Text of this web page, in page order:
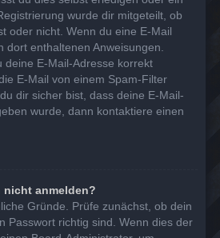
wurde dir mitgeteilt, ob
oder nicht. Wenn du eine E-Mail
dort enthaltenen Anweisungen.
deine E-Mail-Adresse korrekt
E-Mail von einem Spam-Filter
dir sicher bist, dass deine E-Mail-
wurde, dann kontaktiere einen
nicht anmelden?
Gründe. Prüfe zunächst, ob dein
Passwort richtig sind. Wenn dies der